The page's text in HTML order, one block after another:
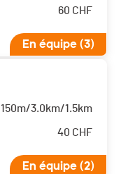
60 CHF
En équipe (3)
150m/3.0km/1.5km
40 CHF
En équipe (2)